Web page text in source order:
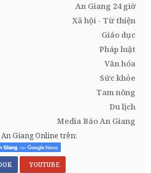
An Giang 24 giờ
Xã hội - Từ thiện
Giáo dục
Pháp luật
Văn hóa
Sức khỏe
Tam nông
Du lịch
Media Báo An Giang
Giang Online trên:
YOUTUBE